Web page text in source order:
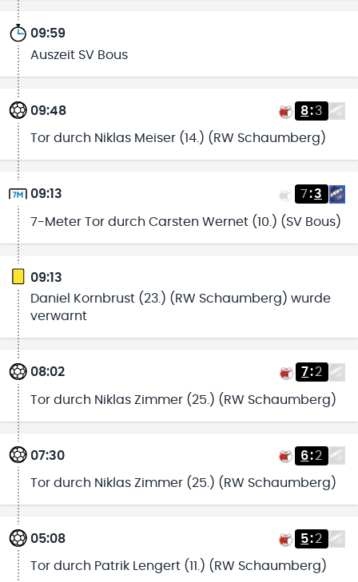
09:59
Auszeit SV Bous
09:48 8:3
Tor durch Niklas Meiser (14.) (RW Schaumberg)
09:13 7:3
7-Meter Tor durch Carsten Wernet (10.) (SV Bous)
09:13
Daniel Kornbrust (23.) (RW Schaumberg) wurde
verwarnt
08:02 7:2
Tor durch Niklas Zimmer (25.) (RW Schaumberg)
07:30 6:2
Tor durch Niklas Zimmer (25.) (RW Schaumberg)
05:08 5:2
Tor durch Patrik Lengert (11.) (RW Schaumberg)